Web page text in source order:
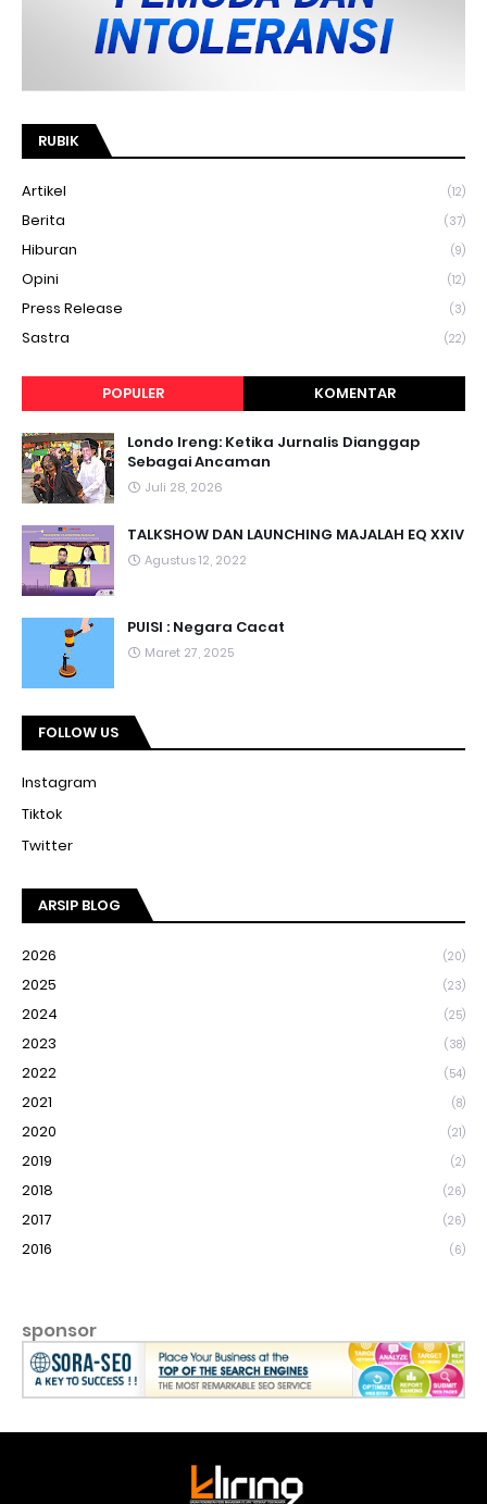
RUBIK
Artikel (12)
Berita (37)
Hiburan (9)
Opini (12)
Press Release (3)
Sastra (22)
POPULER KOMENTAR
Londo Ireng: Ketika Jurnalis Dianggap
Sebagai Ancaman
Juli 28, 2026
TALKSHOW DAN LAUNCHING MAJALAH EQ XXIV
Agustus 12, 2022
PUISI : Negara Cacat
Maret 27, 2025
FOLLOW US
Instagram
Tiktok
Twitter
ARSIP BLOG
2026 (20)
2025 (23)
2024 (25)
2023 (38)
2022 (54)
2021 (8)
2020 (21)
2019 (2)
2018 (26)
2017 (26)
2016 (6)
sponsor